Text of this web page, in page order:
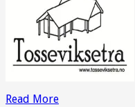
Read More